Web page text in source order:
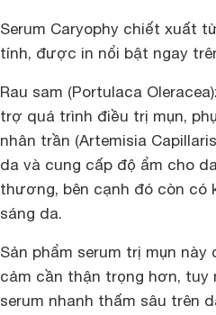
Serum Caryophy chiết xuất
tính, được in nổi bật ngay
Rau sam (Portulaca
trợ quá trình điều trị mụn,
nhân trần (Artemisia
da và cung cấp độ ẩm cho
thương, bên cạnh đó còn có
sáng da.
Sản phẩm serum trị mụn
cảm cần thận trọng hơn, tuy
serum nhanh thấm sâu trên